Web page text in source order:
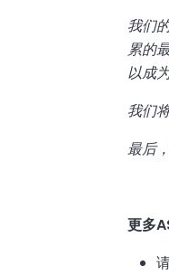
我们
累的
以成
我们
最后
更多